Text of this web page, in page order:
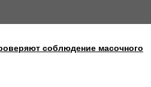
соблюдение масочного